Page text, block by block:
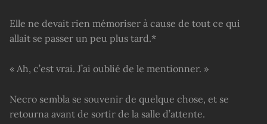
Elle ne devait rien mémoriser à cause de tout ce qui
allait se passer un peu plus tard.*
« Ah, c’est vrai. J’ai oublié de le mentionner. »
Necro sembla se souvenir de quelque chose, et se
retourna avant de sortir de la salle d’attente.